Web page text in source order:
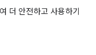
더 안전하고 사용하기